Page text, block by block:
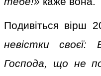
Подивіться вірш
невістки своєї:
Господа, що не